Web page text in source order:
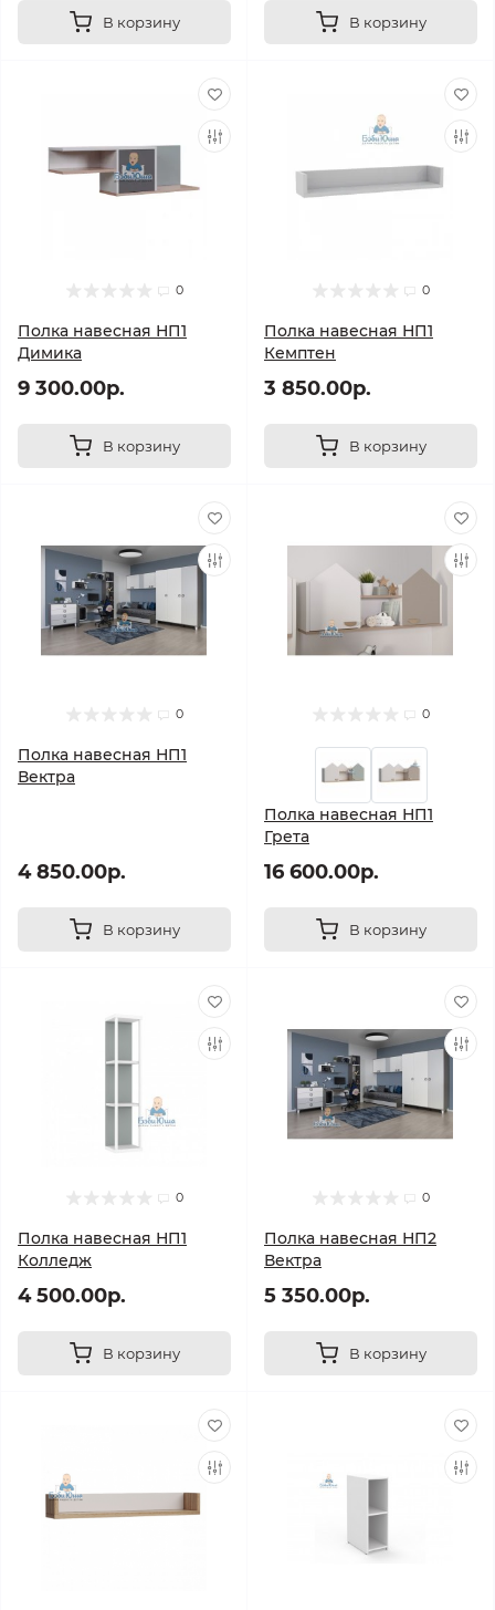
В корзину В корзину
0
Полка навесная НП1
Димика
9 300.00р.
В корзину
0
Полка навесная НП1
Кемптен
3 850.00р.
В корзину
0
Полка навесная НП1
Вектра
4 850.00р.
В корзину
0
Полка навесная НП1
Грета
16 600.00р.
В корзину
0
Полка навесная НП1
Колледж
4 500.00р.
В корзину
0
Полка навесная НП2
Вектра
5 350.00р.
В корзину